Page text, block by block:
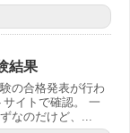
結果
の合格発表が行わ
イトで確認。 一
なのだけど、...